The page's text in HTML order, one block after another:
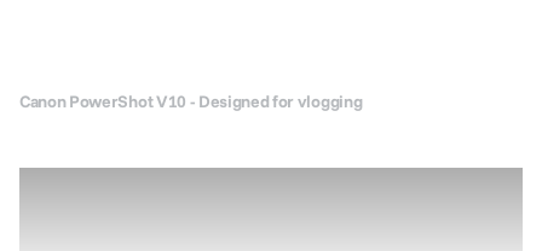
Canon PowerShot V10 - Designed for vlogging